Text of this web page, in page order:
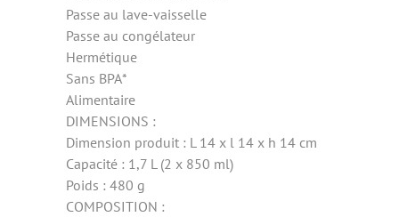
Passe au lave-vaisselle
Passe au congélateur
Hermétique
Sans BPA*
Alimentaire
DIMENSIONS :
Dimension produit : L 14 x l 14 x h 14 cm
Capacité : 1,7 L (2 x 850 ml)
Poids : 480 g
COMPOSITION :